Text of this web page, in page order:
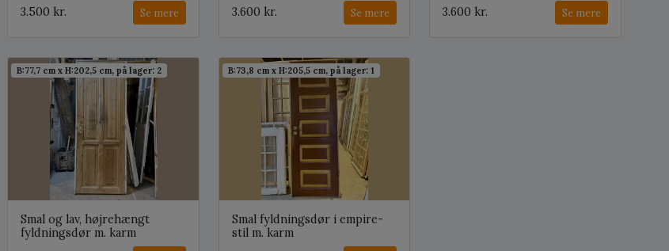
3.500 kr.
Se mere
3.600 kr.
Se mere
3.600 kr.
Se mere
B:77,7 cm x H:202,5 cm, på lager: 2
Smal og lav, højrehængt
fyldningsdør m. karm
B:73,8 cm x H:205,5 cm, på lager: 1
Smal fyldningsdør i empire-
stil m. karm